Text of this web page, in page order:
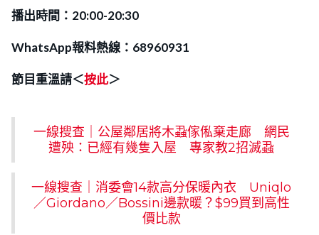
播出時間：20:00-20:30
WhatsApp報料熱線：68960931
節目重溫請＜按此＞
一線搜查｜公屋鄰居將木蝨傢俬棄走廊 網民
遭殃：已經有幾隻入屋 專家教2招滅蝨
一線搜查｜消委會14款高分保暖內衣 Uniqlo
／Giordano／Bossini邊款暖？$99買到高性
價比款